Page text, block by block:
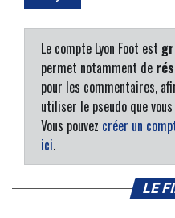
Le compte Lyon Foot est
permet notamment de
pour les commentaires,
utiliser le pseudo que
Vous pouvez créer un
ici.
LE